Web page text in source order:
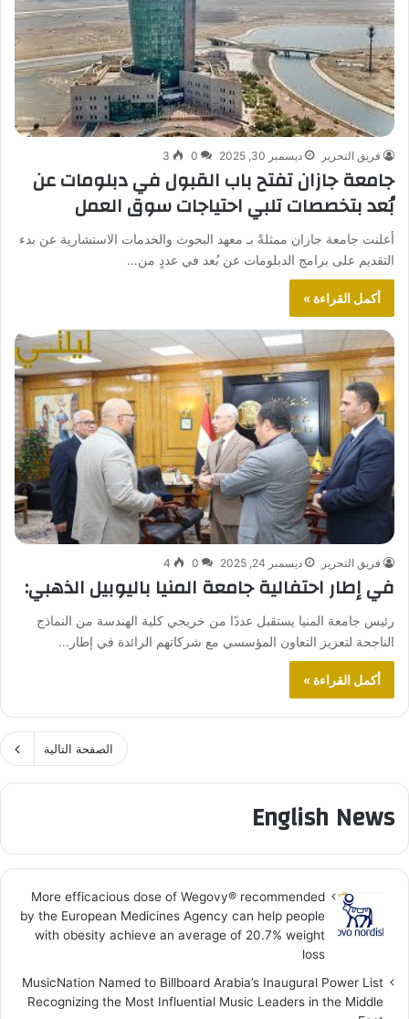
فريق التحرير ديسمبر 30, 2025 0
3
جامعة جازان تفتح باب القبول في دبلومات عن
بُعد بتخصصات تلبي احتياجات سوق العمل
أعلنت جامعة جازان ممثلةً بـ معهد البحوث والخدمات الاستشارية عن بدء
التقديم على برامج الدبلومات عن بُعد في عددٍ من…
أكمل القراءة »
فريق التحرير ديسمبر 24, 2025 0
4
في إطار احتفالية جامعة المنيا باليوبيل الذهبي:
رئيس جامعة المنيا يستقبل عددًا من خريجي كلية الهندسة من النماذج
الناجحة لتعزيز التعاون المؤسسي مع شركاتهم الرائدة في إطار…
أكمل القراءة »
الصفحة التالية
English News
More efficacious dose of Wegovy®️ recommended
by the European Medicines Agency can help people
with obesity achieve an average of 20.7% weight
loss
MusicNation Named to Billboard Arabia’s Inaugural Power List
Recognizing the Most Influential Music Leaders in the Middle